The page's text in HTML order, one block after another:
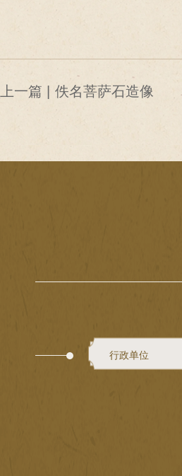
上一篇 | 佚名菩萨石造像
行政单位